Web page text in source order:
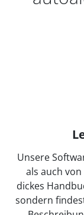
Unsere
als auch
dickes
sondern